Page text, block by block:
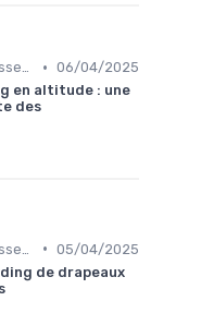
Stratégies d'investissement • 06/04/2025
en altitude : une
des
• 05/04/2025
de drapeaux